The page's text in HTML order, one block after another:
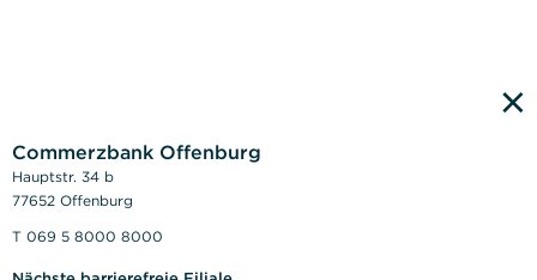
×
Commerzbank Offenburg
Hauptstr. 34 b
77652 Offenburg
T 069 5 8000 8000